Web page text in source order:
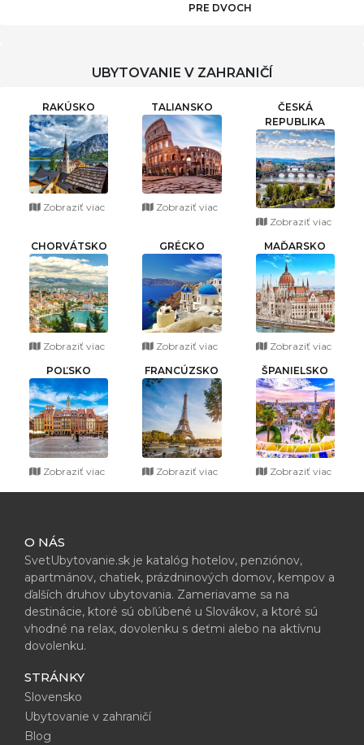
PRE DVOCH
UBYTOVANIE V ZAHRANIČÍ
RAKÚSKO
Zobraziť viac
TALIANSKO
Zobraziť viac
ČESKÁ
REPUBLIKA
Zobraziť viac
CHORVÁTSKO
Zobraziť viac
GRÉCKO
Zobraziť viac
MAĎARSKO
Zobraziť viac
POĽSKO
Zobraziť viac
FRANCÚZSKO
Zobraziť viac
ŠPANIELSKO
Zobraziť viac
O NÁS
SvetUbytovanie.sk je katalóg hotelov, penziónov,
apartmánov, chatiek, prázdninových domov, kempov a
ďalších druhov ubytovania. Zameriavame sa na
destinácie, ktoré sú obľúbené u Slovákov, a ktoré sú
vhodné na relax, dovolenku s deťmi alebo na aktívnu
dovolenku.
STRÁNKY
Slovensko
Ubytovanie v zahraničí
Blog